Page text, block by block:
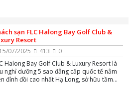
phù hợp cho cả du khách nghỉ dưỡng và
tác.
sạn FLC Halong Bay Golf Club &
Resort
15/07/2025 413
0
Halong Bay Golf Club & Luxury Resort là
nghỉ dưỡng 5 sao đẳng cấp quốc tế nằm
đỉnh đồi cao nhất Hạ Long, sở hữu tầm